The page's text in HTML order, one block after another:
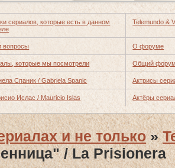
сериалов, которые есть в данном
Telemundo &
вопросы О форуме
которые мы посмотрели Общий
Спаник / Gabriela Spanic Актрисы
Ислас / Mauricio Islas Актёры
и не только »
/ La Prisionera